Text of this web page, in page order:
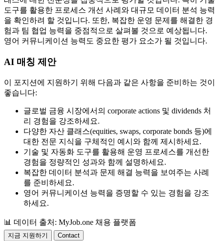
도구를 활용한 프로세스 개선 사례와 대규모 데이터 분석 능력
을 확인하려 할 것입니다. 또한, 복잡한 운영 문제를 해결한 경
험과 팀 협업 능력을 중점적으로 살펴볼 것으로 예상됩니다.
영어 커뮤니케이션 능력도 중요한 평가 요소가 될 것입니다.
AI 매칭 제안
이 포지션에 지원하기 위해 다음과 같은 사항을 준비하는 것이
좋습니다:
글로벌 금융 시장에서의 corporate actions 및 dividends 처
리 경험을 강조하세요.
다양한 자산 클래스(equities, swaps, corporate bonds 등)에
대한 전문 지식을 구체적인 예시와 함께 제시하세요.
기술 및 자동화 도구를 활용해 운영 프로세스를 개선한
경험을 정량적인 성과와 함께 설명하세요.
복잡한 데이터 분석과 문제 해결 능력을 보여주는 사례
를 준비하세요.
영어 커뮤니케이션 능력을 증명할 수 있는 경험을 강조
하세요.
📊 데이터 출처: MyJob.one 채용 플랫폼
지금 지원하기 Contact